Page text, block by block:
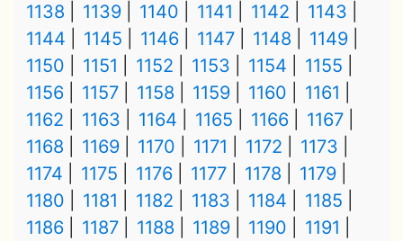
1138
1139 1140 1141 1142
1143
1144
1145 1146 1147 1148
1149
1150
1151 1152 1153 1154
1155
1156
1157 1158 1159 1160
1161
1162
1163 1164 1165 1166
1167
1168
1169 1170 1171 1172
1173
1174
1175 1176 1177 1178
1179
1180
1181 1182 1183 1184
1185
1186
1187 1188 1189 1190
1191